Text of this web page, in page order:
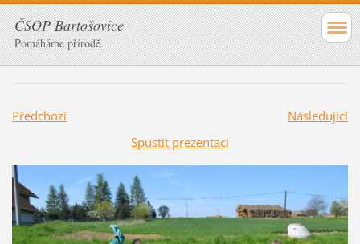
ČSOP Bartošovice
Pomáháme přírodě.
Předchozí
Následující
Spustit prezentaci